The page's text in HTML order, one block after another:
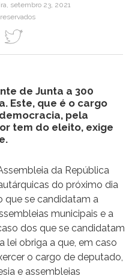
setembro 23, 2021
de Junta a 300
Este, que é o cargo
pela
tem do eleito, exige
da República
do próximo dia
que se candidatam a
municipais e a
dos que se candidatam
lei obriga a que, em caso
o cargo de deputado,
e assembleias